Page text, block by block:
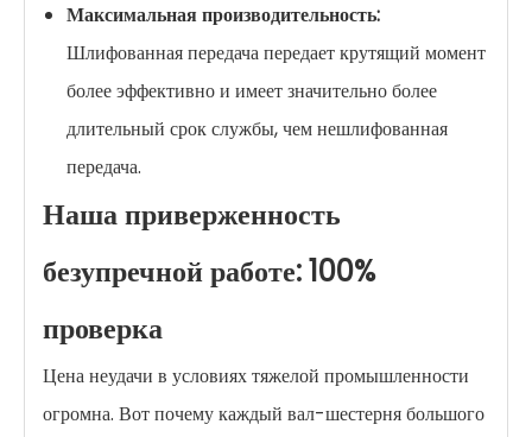
Максимальная производительность:
Шлифованная передача передает крутящий момент
более эффективно и имеет значительно более
длительный срок службы, чем нешлифованная
передача.
Наша приверженность
безупречной работе: 100%
проверка
Цена неудачи в условиях тяжелой промышленности
огромна. Вот почему каждый вал-шестерня большого